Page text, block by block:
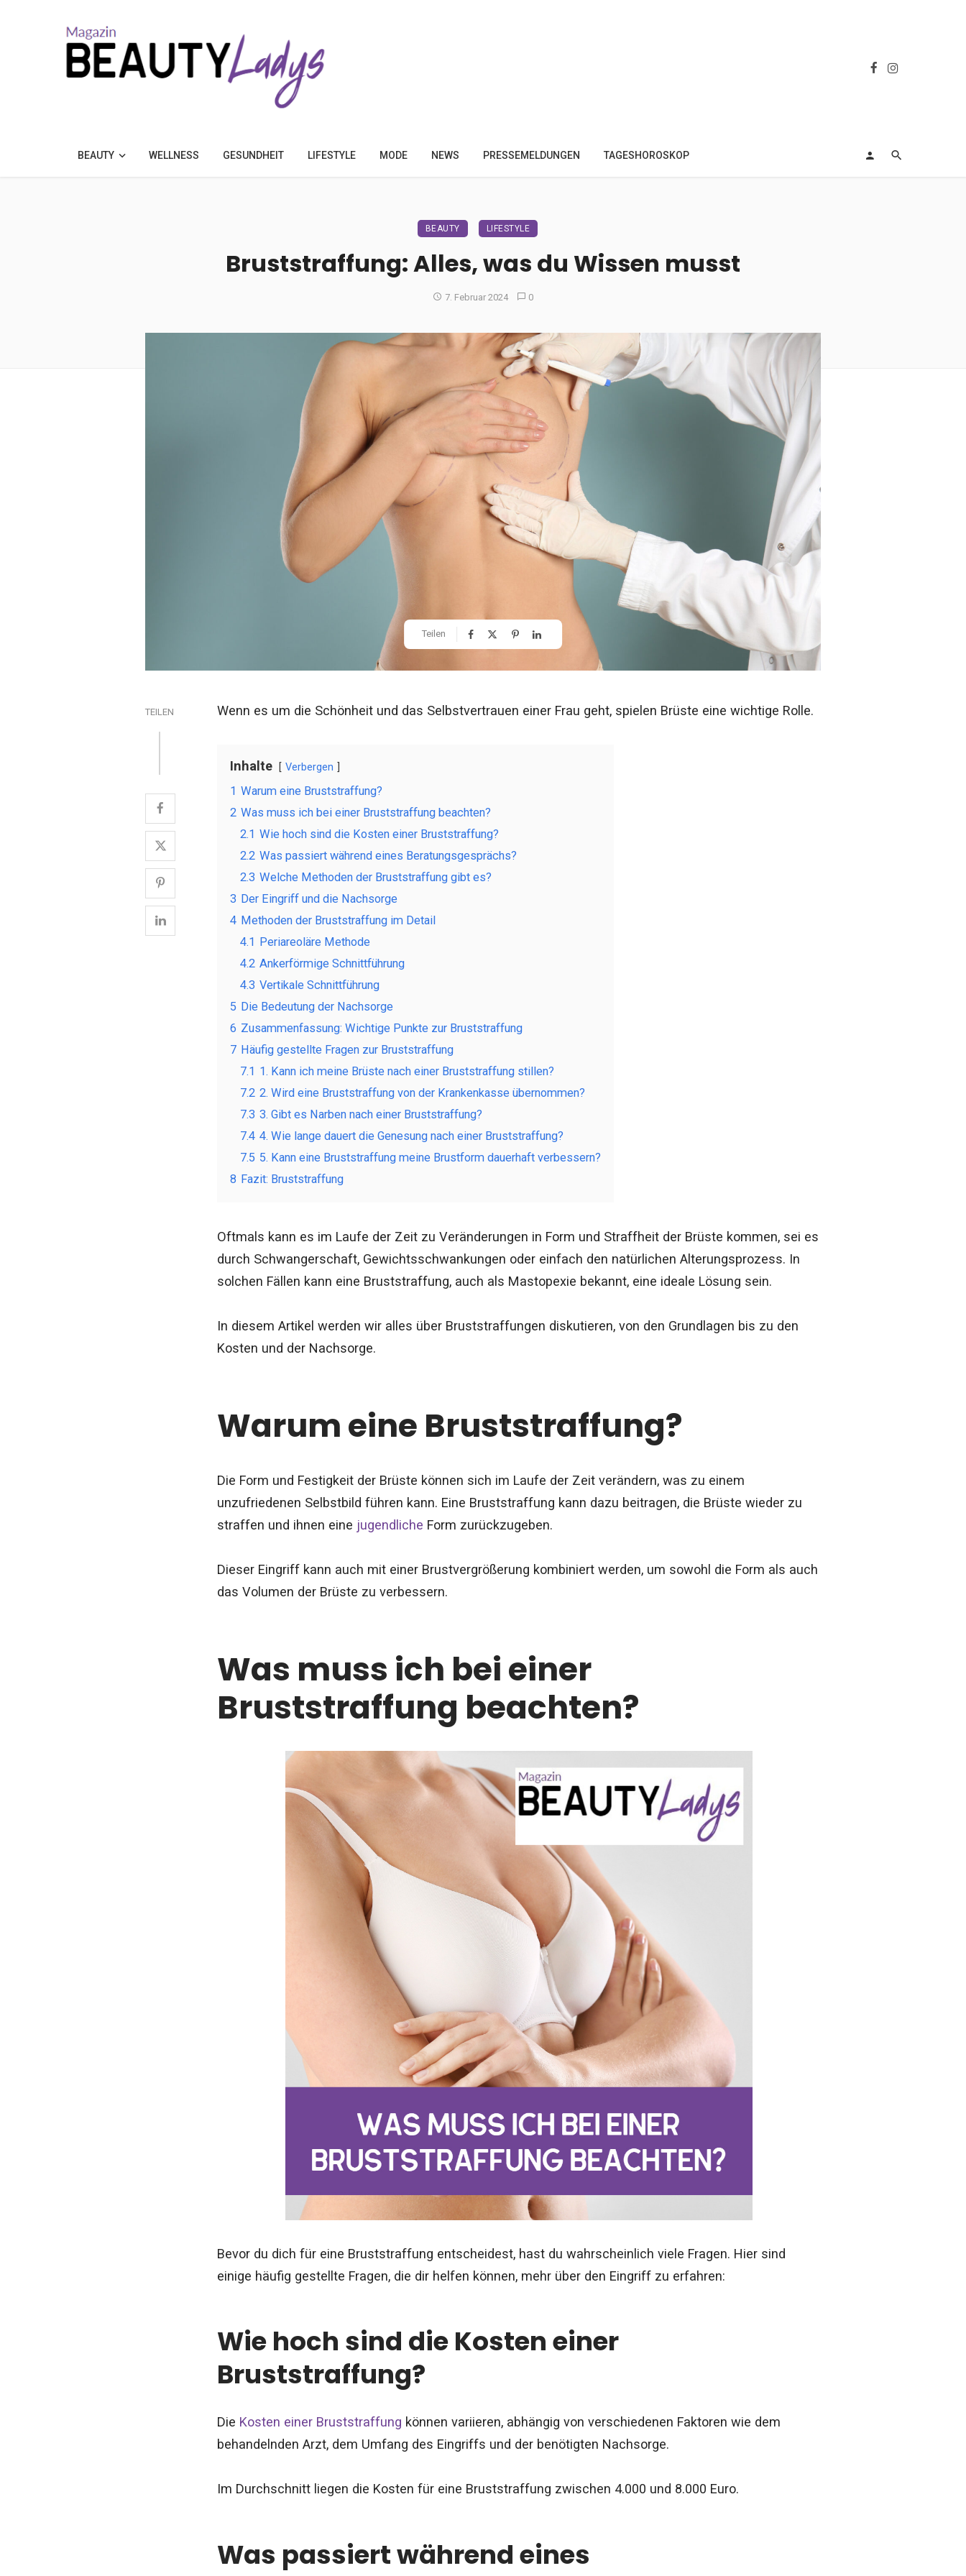
BEAUTY WELLNESS GESUNDHEIT LIFESTYLE MODE NEWS PRESSEMELDUNGEN TAGESHOROSKOP
BEAUTY LIFESTYLE
Bruststraffung: Alles, was du Wissen musst
7. Februar 2024 0
Teilen
TEILEN Wenn es um die Schönheit und das Selbstvertrauen einer Frau geht, spielen Brüste eine wichtige Rolle.
Inhalte Verbergen
1 Warum eine Bruststraffung?
2 Was muss ich bei einer Bruststraffung beachten?
2.1 Wie hoch sind die Kosten einer Bruststraffung?
2.2 Was passiert während eines Beratungsgesprächs?
2.3 Welche Methoden der Bruststraffung gibt es?
3 Der Eingriff und die Nachsorge
4 Methoden der Bruststraffung im Detail
4.1 Periareoläre Methode
4.2 Ankerförmige Schnittführung
4.3 Vertikale Schnittführung
5 Die Bedeutung der Nachsorge
6 Zusammenfassung: Wichtige Punkte zur Bruststraffung
7 Häufig gestellte Fragen zur Bruststraffung
7.1 1. Kann ich meine Brüste nach einer Bruststraffung stillen?
7.2 2. Wird eine Bruststraffung von der Krankenkasse übernommen?
7.3 3. Gibt es Narben nach einer Bruststraffung?
7.4 4. Wie lange dauert die Genesung nach einer Bruststraffung?
7.5 5. Kann eine Bruststraffung meine Brustform dauerhaft verbessern?
8 Fazit: Bruststraffung
Oftmals kann es im Laufe der Zeit zu Veränderungen in Form und Straffheit der Brüste kommen, sei es
durch Schwangerschaft, Gewichtsschwankungen oder einfach den natürlichen Alterungsprozess. In
solchen Fällen kann eine Bruststraffung, auch als Mastopexie bekannt, eine ideale Lösung sein.
In diesem Artikel werden wir alles über Bruststraffungen diskutieren, von den Grundlagen bis zu den
Kosten und der Nachsorge.
Warum eine Bruststraffung?
Die Form und Festigkeit der Brüste können sich im Laufe der Zeit verändern, was zu einem
unzufriedenen Selbstbild führen kann. Eine Bruststraffung kann dazu beitragen, die Brüste wieder zu
straffen und ihnen eine jugendliche Form zurückzugeben.
Dieser Eingriff kann auch mit einer Brustvergrößerung kombiniert werden, um sowohl die Form als auch
das Volumen der Brüste zu verbessern.
Was muss ich bei einer
Bruststraffung beachten?
Bevor du dich für eine Bruststraffung entscheidest, hast du wahrscheinlich viele Fragen. Hier sind
einige häufig gestellte Fragen, die dir helfen können, mehr über den Eingriff zu erfahren:
Wie hoch sind die Kosten einer
Bruststraffung?
Die Kosten einer Bruststraffung können variieren, abhängig von verschiedenen Faktoren wie dem
behandelnden Arzt, dem Umfang des Eingriffs und der benötigten Nachsorge.
Im Durchschnitt liegen die Kosten für eine Bruststraffung zwischen 4.000 und 8.000 Euro.
Was passiert während eines